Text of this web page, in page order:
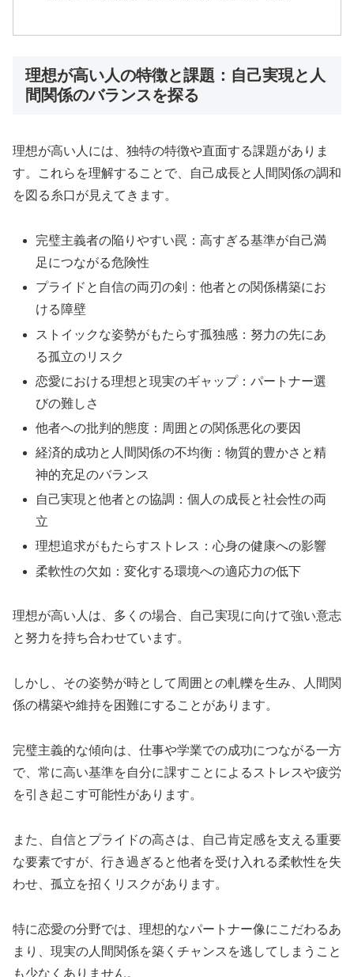
理想が高い人の特徴と課題：自己実現と人
間関係のバランスを探る
理想が高い人には、独特の特徴や直面する課題がありま
す。これらを理解することで、自己成長と人間関係の調和
を図る糸口が見えてきます。
完璧主義者の陥りやすい罠：高すぎる基準が自己満
足につながる危険性
プライドと自信の両刃の剣：他者との関係構築にお
ける障壁
ストイックな姿勢がもたらす孤独感：努力の先にあ
る孤立のリスク
恋愛における理想と現実のギャップ：パートナー選
びの難しさ
他者への批判的態度：周囲との関係悪化の要因
経済的成功と人間関係の不均衡：物質的豊かさと精
神的充足のバランス
自己実現と他者との協調：個人の成長と社会性の両
立
理想追求がもたらすストレス：心身の健康への影響
柔軟性の欠如：変化する環境への適応力の低下
理想が高い人は、多くの場合、自己実現に向けて強い意志
と努力を持ち合わせています。
しかし、その姿勢が時として周囲との軋轢を生み、人間関
係の構築や維持を困難にすることがあります。
完璧主義的な傾向は、仕事や学業での成功につながる一方
で、常に高い基準を自分に課すことによるストレスや疲労
を引き起こす可能性があります。
また、自信とプライドの高さは、自己肯定感を支える重要
な要素ですが、行き過ぎると他者を受け入れる柔軟性を失
わせ、孤立を招くリスクがあります。
特に恋愛の分野では、理想的なパートナー像にこだわるあ
まり、現実の人間関係を築くチャンスを逃してしまうこと
も少なくありません。